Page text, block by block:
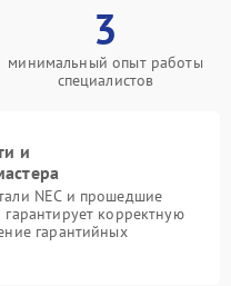
3
минимальный опыт работы
специалистов
и
NEC и прошедшие
корректную
гарантийных